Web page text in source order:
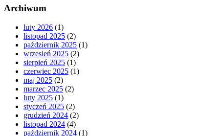
Archiwum
luty 2026 (1)
listopad 2025 (2)
październik 2025 (1)
wrzesień 2025 (2)
sierpień 2025 (1)
czerwiec 2025 (1)
maj 2025 (2)
marzec 2025 (2)
luty 2025 (1)
styczeń 2025 (2)
grudzień 2024 (2)
listopad 2024 (4)
październik 2024 (1)